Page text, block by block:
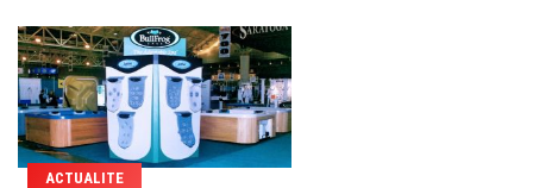
ACTUALITE